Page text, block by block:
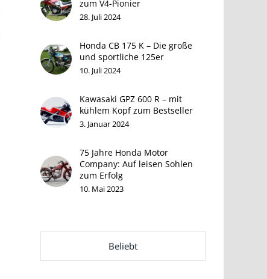
zum V4-Pionier
28. Juli 2024
Honda CB 175 K – Die große
und sportliche 125er
10. Juli 2024
Kawasaki GPZ 600 R – mit
kühlem Kopf zum Bestseller
3. Januar 2024
75 Jahre Honda Motor
Company: Auf leisen Sohlen
zum Erfolg
10. Mai 2023
Beliebt